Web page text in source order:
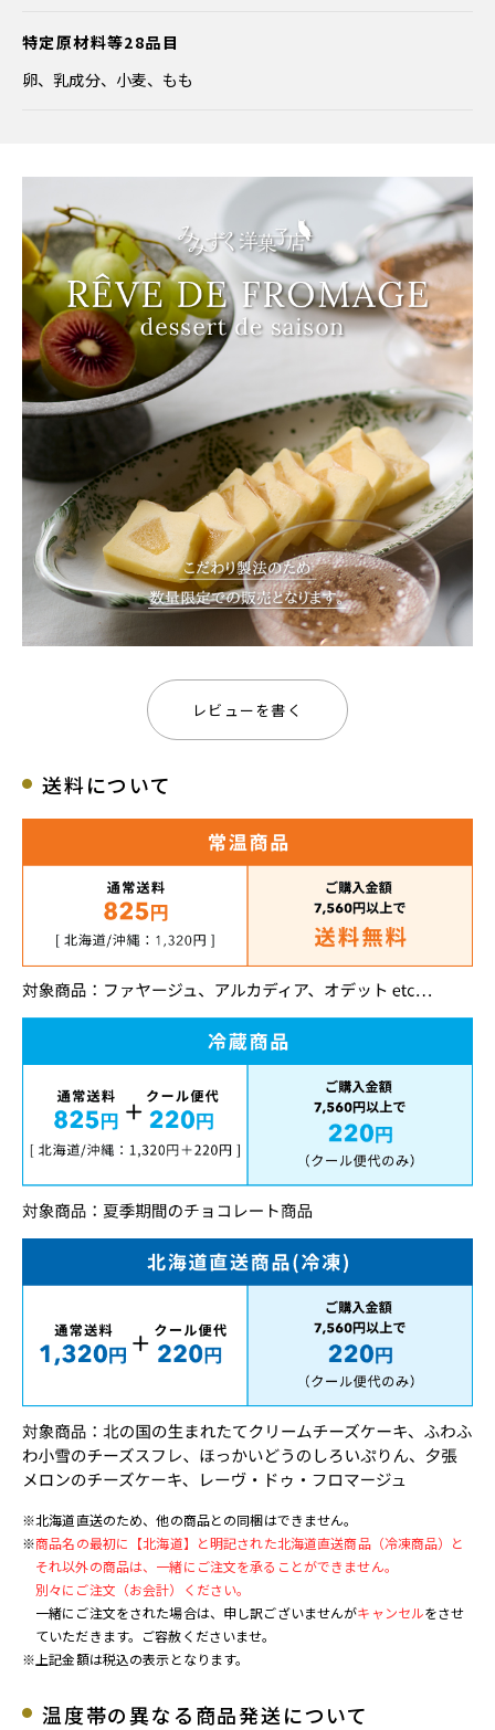
特定原材料等28品目
卵、乳成分、小麦、もも
レビューを書く
送料について
※北海道直送のため、他の商品との同梱はできません。
※商品名の最初に【北海道】と明記された北海道直送商品（冷凍商品）と
それ以外の商品は、一緒にご注文を承ることができません。
別々にご注文（お会計）ください。
一緒にご注文をされた場合は、申し訳ございませんがキャンセルをさせ
ていただきます。ご容赦くださいませ。
※上記金額は税込の表示となります。
温度帯の異なる商品発送について